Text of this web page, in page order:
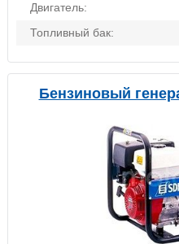
Двигатель:
Топливный бак:
Бензиновый